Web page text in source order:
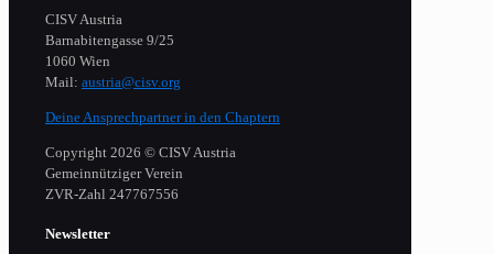
CISV Austria
Barnabitengasse 9/25
1060 Wien
Mail: austria@cisv.org
Deine Ansprechpartner in den Chaptern
Copyright 2026 © CISV Austria
Gemeinnütziger Verein
​ZVR-Zahl 247767556
Newsletter